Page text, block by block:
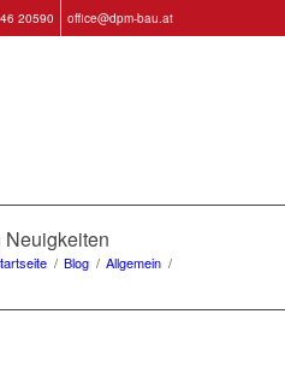
20590 office@dpm-bau.at
Neuigkeiten
/ Blog / Allgemein /